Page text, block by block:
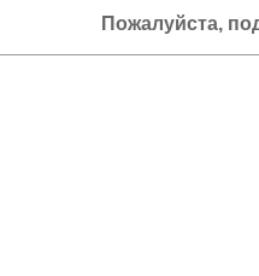
Пожалуйста,